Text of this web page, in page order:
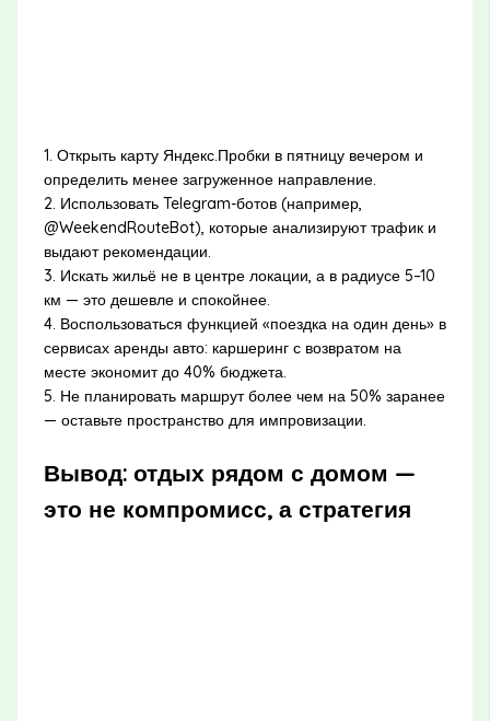
1. Открыть карту Яндекс.Пробки в пятницу вечером и
определить менее загруженное направление.
2. Использовать Telegram-ботов (например,
@WeekendRouteBot), которые анализируют трафик и
выдают рекомендации.
3. Искать жильё не в центре локации, а в радиусе 5–10
км — это дешевле и спокойнее.
4. Воспользоваться функцией «поездка на один день» в
сервисах аренды авто: каршеринг с возвратом на
месте экономит до 40% бюджета.
5. Не планировать маршрут более чем на 50% заранее
— оставьте пространство для импровизации.
Вывод: отдых рядом с домом —
это не компромисс, а стратегия